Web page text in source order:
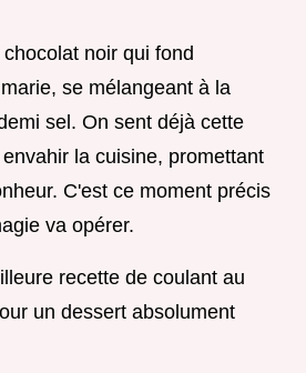
noir qui fond
se mélangeant à la
sel. On sent déjà cette
la cuisine, promettant
C'est ce moment précis
va opérer.
recette de coulant au
un dessert absolument